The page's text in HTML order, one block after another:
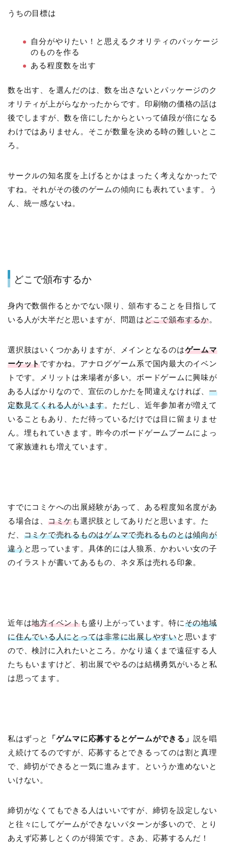
うちの目標は
自分がやりたい！と思えるクオリティのパッケージ
のものを作る
ある程度数を出す
数を出す、を選んだのは、数を出さないとパッケージのク
オリティが上がらなかったからです。印刷物の価格の話は
後でしますが、数を倍にしたからといって値段が倍になる
わけではありません。そこが数量を決める時の難しいとこ
ろ。
サークルの知名度を上げるとかはまったく考えなかったで
すね。それがその後のゲームの傾向にも表れています。う
ん、統一感ないね。
どこで頒布するか
身内で数個作るとかでない限り、頒布することを目指して
いる人が大半だと思いますが、問題はどこで頒布するか。
選択肢はいくつかありますが、メインとなるのはゲームマ
ーケットですかね。アナログゲーム系で国内最大のイベン
トです。メリットは来場者が多い。ボードゲームに興味が
ある人ばかりなので、宣伝のしかたを間違えなければ、 一
定数見てくれる人がいます。ただし、近年参加者が増えて
いることもあり、ただ待っているだけでは目に留まりませ
ん。埋もれていきます。昨今のボードゲームブームによっ
て家族連れも増えています。
すでにコミケへの出展経験があって、ある程度知名度があ
る場合は、 コミケも選択肢としてありだと思います。た
だ、 コミケで売れるものはゲムマで売れるものとは傾向が
違うと思っています。具体的には人狼系、かわいい女の子
のイラストが書いてあるもの、ネタ系は売れる印象。
近年は地方イベントも盛り上がっています。特にその地域
に住んでいる人にとっては非常に出展しやすいと思います
ので、検討に入れたいところ。かなり遠くまで遠征する人
たちもいますけど、初出展でやるのは結構勇気がいると私
は思ってます。
私はずっと 「ゲムマに応募するとゲームができる」 説を唱
え続けてるのですが、応募するとできるってのは割と真理
で、締切ができると一気に進みます。というか進めないと
いけない。
締切がなくてもできる人はいいですが、締切を設定しない
と往々にしてゲームができないパターンが多いので、とり
あえず応募しとくのが得策です。さあ、応募するんだ！